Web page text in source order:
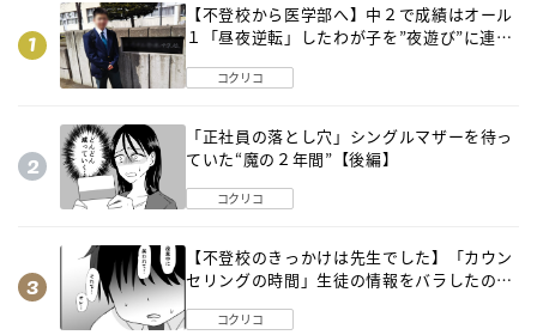
【不登校から医学部へ】中２で成績はオール
１「昼夜逆転」したわが子を”夜遊び”に連れ
コクリコ
「正社員の落とし穴」シングルマザーを待っ
ていた“魔の２年間”【後編】
コクリコ
【不登校のきっかけは先生でした】「カウン
セリングの時間」生徒の情報をバラしたの
コクリコ